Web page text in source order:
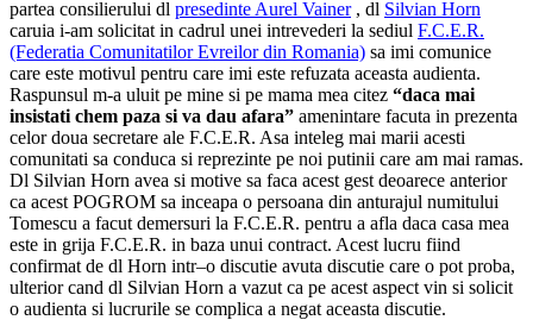
partea consilierului dl presedinte Aurel Vainer , dl Silvian Horn
caruia i-am solicitat in cadrul unei intrevederi la sediul F.C.E.R.
(Federatia Comunitatilor Evreilor din Romania) sa imi comunice
care este motivul pentru care imi este refuzata aceasta audienta.
Raspunsul m-a uluit pe mine si pe mama mea citez “daca mai
insistati chem paza si va dau afara” amenintare facuta in prezenta
celor doua secretare ale F.C.E.R. Asa inteleg mai marii acesti
comunitati sa conduca si reprezinte pe noi putinii care am mai ramas.
Dl Silvian Horn avea si motive sa faca acest gest deoarece anterior
ca acest POGROM sa inceapa o persoana din anturajul numitului
Tomescu a facut demersuri la F.C.E.R. pentru a afla daca casa mea
este in grija F.C.E.R. in baza unui contract. Acest lucru fiind
confirmat de dl Horn intr–o discutie avuta discutie care o pot proba,
ulterior cand dl Silvian Horn a vazut ca pe acest aspect vin si solicit
o audienta si lucrurile se complica a negat aceasta discutie.